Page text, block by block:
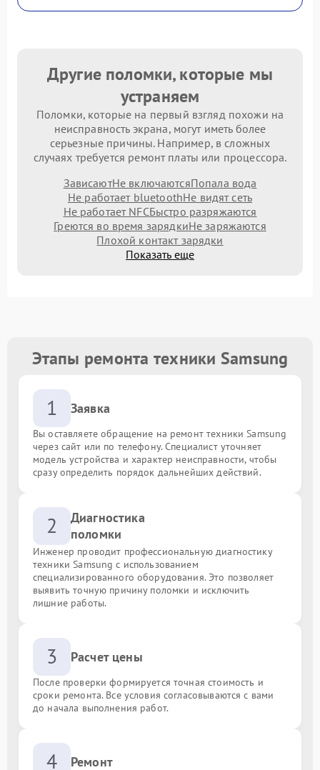
Другие поломки, которые мы
устраняем
Поломки, которые на первый взгляд похожи на
неисправность экрана, могут иметь более
серьезные причины. Например, в сложных
случаях требуется ремонт платы или процессора.
ЗависаютНе включаютсяПопала вода
Не работает bluetoothНе видят сеть
Не работает NFCБыстро разряжаются
Греются во время зарядкиНе заряжаются
Плохой контакт зарядки
Показать еще
Этапы ремонта техники Samsung
1 Заявка
Вы оставляете обращение на ремонт техники Samsung
через сайт или по телефону. Специалист уточняет
модель устройства и характер неисправности, чтобы
сразу определить порядок дальнейших действий.
2
Диагностика
поломки
Инженер проводит профессиональную диагностику
техники Samsung с использованием
специализированного оборудования. Это позволяет
выявить точную причину поломки и исключить
лишние работы.
3 Расчет цены
После проверки формируется точная стоимость и
сроки ремонта. Все условия согласовываются с вами
до начала выполнения работ.
4 Ремонт